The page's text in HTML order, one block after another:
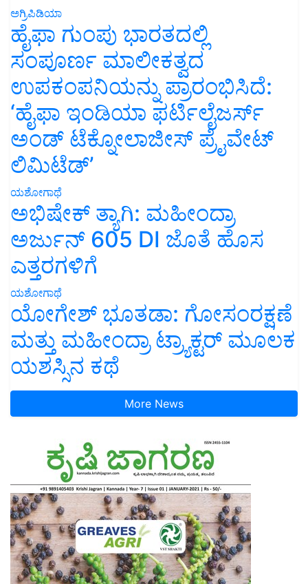
ಅಗ್ರಿಪಿಡಿಯಾ
ಹೈಫಾ ಗುಂಪು ಭಾರತದಲ್ಲಿ
ಸಂಪೂರ್ಣ ಮಾಲೀಕತ್ವದ
ಉಪಕಂಪನಿಯನ್ನು ಪ್ರಾರಂಭಿಸಿದೆ:
‘ಹೈಫಾ ಇಂಡಿಯಾ ಫರ್ಟಿಲೈಜರ್ಸ್
ಅಂಡ್ ಟೆಕ್ನೋಲಾಜೀಸ್ ಪ್ರೈವೇಟ್
ಲಿಮಿಟೆಡ್’
ಯಶೋಗಾಥೆ
ಅಭಿಷೇಕ್ ತ್ಯಾಗಿ: ಮಹೀಂದ್ರಾ
ಅರ್ಜುನ್ 605 DI ಜೊತೆ ಹೊಸ
ಎತ್ತರಗಳಿಗೆ
ಯಶೋಗಾಥೆ
ಯೋಗೇಶ್ ಭೂತಡಾ: ಗೋಸಂರಕ್ಷಣೆ
ಮತ್ತು ಮಹೀಂದ್ರಾ ಟ್ರ್ಯಾಕ್ಟರ್ ಮೂಲಕ
ಯಶಸ್ಸಿನ ಕಥೆ
More News